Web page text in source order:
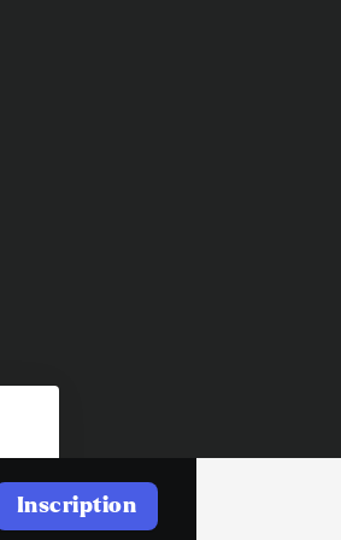
Inscription